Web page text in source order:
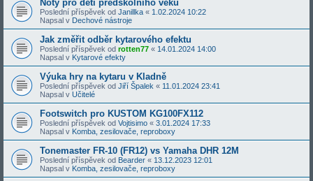
Noty pro děti předškolního věku
Poslední příspěvek od Janillka « 1.02.2024 10:22
Napsal v Dechové nástroje
Jak změřit odběr kytarového efektu
Poslední příspěvek od rotten77 « 14.01.2024 14:00
Napsal v Kytarové efekty
Výuka hry na kytaru v Kladně
Poslední příspěvek od Jiří Špalek « 11.01.2024 23:41
Napsal v Učitelé
Footswitch pro KUSTOM KG100FX112
Poslední příspěvek od Vojtisimo « 3.01.2024 17:33
Napsal v Komba, zesilovače, reproboxy
Tonemaster FR-10 (FR12) vs Yamaha DHR 12M
Poslední příspěvek od Bearder « 13.12.2023 12:01
Napsal v Komba, zesilovače, reproboxy